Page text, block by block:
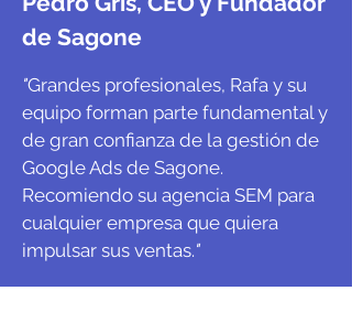
de Sagone
"Grandes profesionales, Rafa y su
equipo forman parte fundamental y
de gran confianza de la gestión de
Google Ads de Sagone.
Recomiendo su agencia SEM para
cualquier empresa que quiera
impulsar sus ventas."